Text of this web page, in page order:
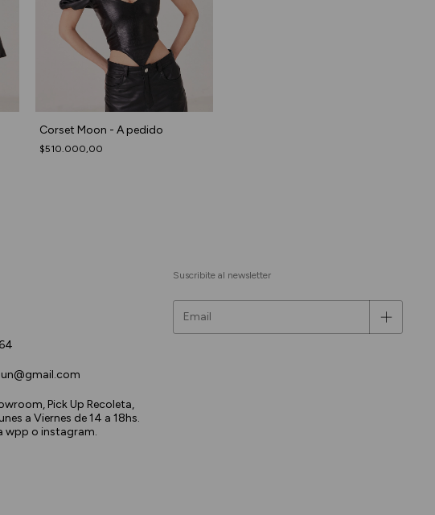
Corset Moon - A pedido
$510.000,00
Pick Up Recoleta,
a Viernes de 14 a 18hs.
wpp o instagram.
Suscribite al newsletter